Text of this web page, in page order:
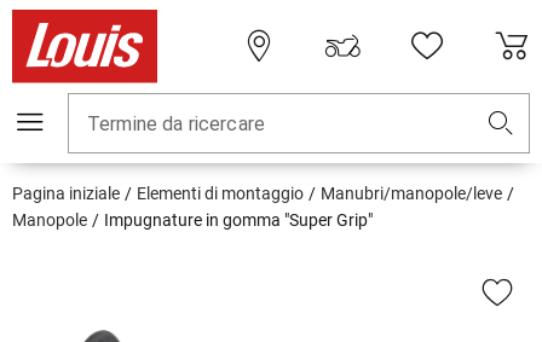
Termine da ricercare
Pagina iniziale Elementi di montaggio
Manubri/manopole/leve
Manopole
Impugnature in gomma "Super Grip"